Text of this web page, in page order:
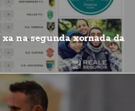
na segunda xornada da